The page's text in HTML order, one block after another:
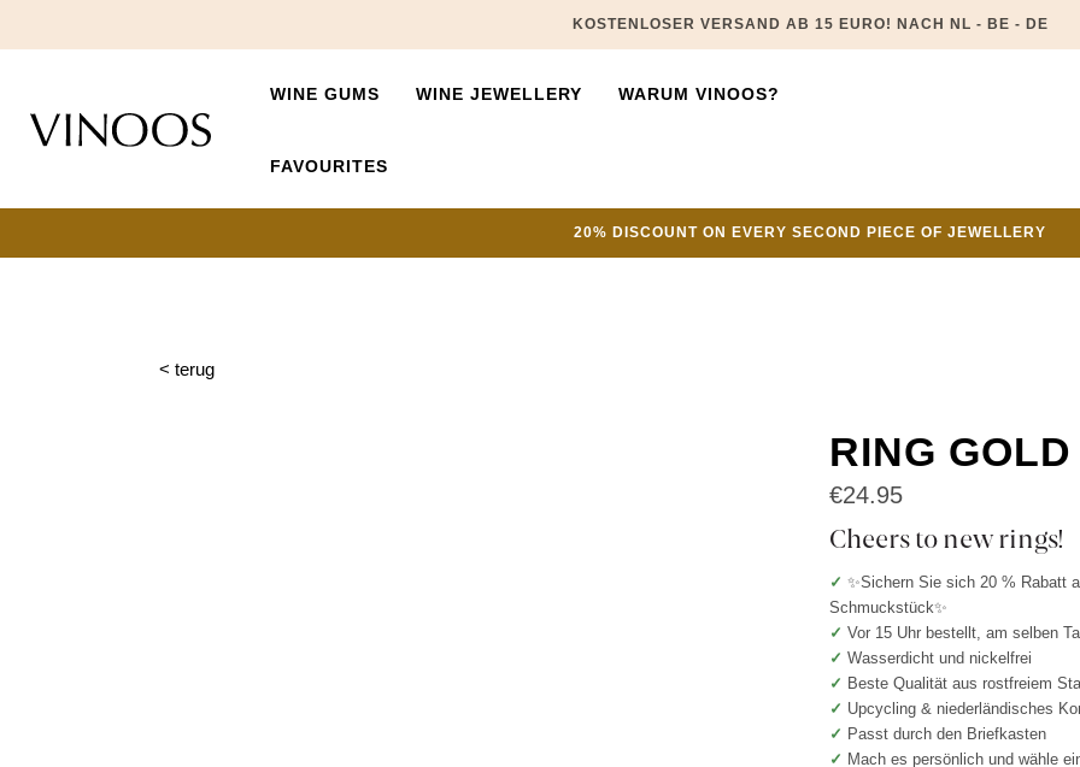
KOSTENLOSER VERSAND AB 15 EURO! NACH NL - BE - DE
WINE GUMS WINE JEWELLERY WARUM VINOOS?
FAVOURITES
20% DISCOUNT ON EVERY SECOND PIECE OF JEWELLERY
< terug
RING
€24.95
Cheers to new rings!
✓✨Sichern Sie sich 20 % Rabatt
Schmuckstück✨
✓Vor 15 Uhr bestellt, am selben
✓Wasserdicht und nickelfrei
✓ Beste Qualität aus rostfreiem
✓ Upcycling & niederländisches
✓ Passt durch den Briefkasten
✓ Mach es persönlich und wähle